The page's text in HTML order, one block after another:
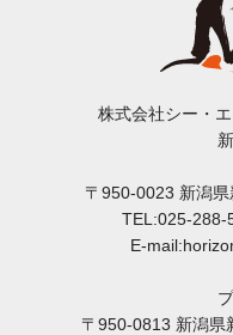
株式会社シー・
〒950-0023 新潟
TEL:025-288-
E-
〒950-0813 新潟県